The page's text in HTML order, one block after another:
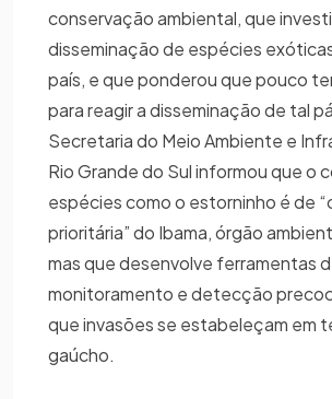
conservação ambiental, que
disseminação de espécies
país, e que ponderou que pouco
para reagir a disseminação de tal
Secretaria do Meio Ambiente e
Rio Grande do Sul informou que o
espécies como o estorninho é de
prioritária” do Ibama, órgão
mas que desenvolve ferramentas
monitoramento e detecção
que invasões se estabeleçam em
gaúcho.